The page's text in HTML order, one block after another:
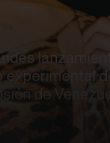
experimental
de